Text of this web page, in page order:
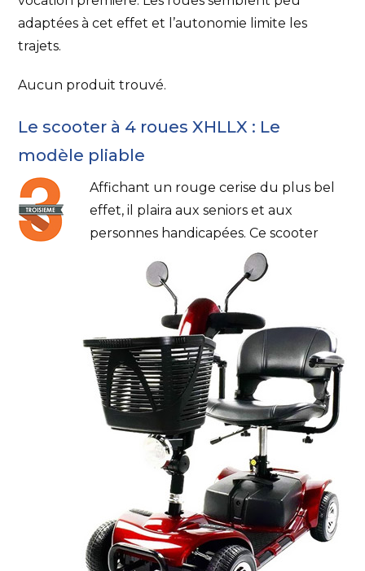
adaptées à cet effet et l’autonomie limite les
trajets.
Aucun produit trouvé.
Le scooter à 4 roues XHLLX : Le
modèle pliable
Affichant un rouge cerise du plus bel
effet, il plaira aux seniors et aux
personnes handicapées. Ce scooter